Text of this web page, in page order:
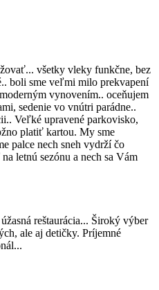
všetky vleky funkčne, bez
boli sme veľmi milo prekvapení
vynovením.. oceňujem
sedenie vo vnútri parádne..
Veľké upravené parkovisko,
platiť kartou. My sme
palce nech sneh vydrží čo
letnú sezónu a nech sa Vám
reštaurácia... Široký výber
ale aj detičky. Príjemné